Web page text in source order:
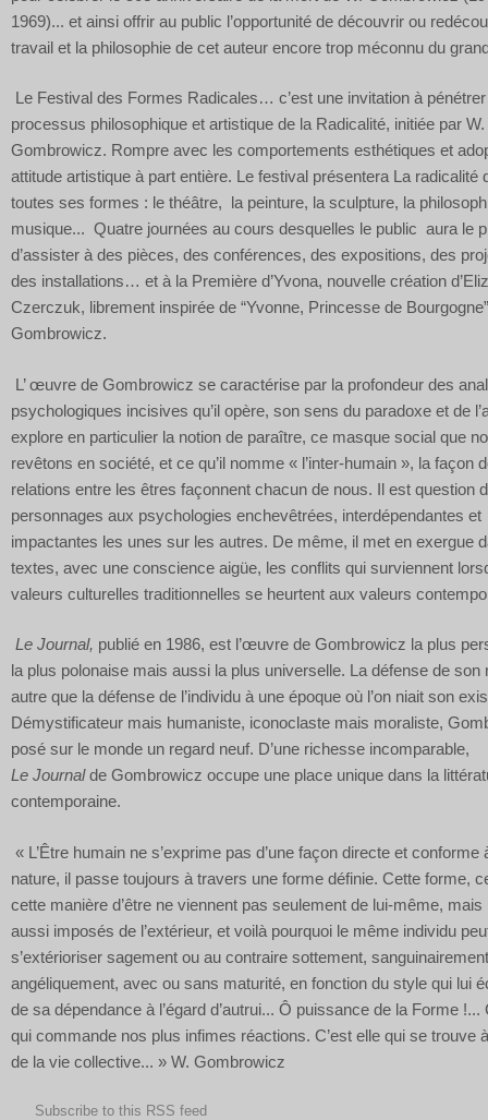
1969)... et ainsi offrir au public l’opportunité de découvrir ou
travail et la philosophie de cet auteur encore trop méconnu du
Le Festival des Formes Radicales… c’est une invitation à
processus philosophique et artistique de la Radicalité, initiée par W.
Gombrowicz. Rompre avec les comportements esthétiques et
attitude artistique à part entière. Le festival présentera La radicalité
toutes ses formes : le théâtre, la peinture, la sculpture, la
musique... Quatre journées au cours desquelles le public aura le
d’assister à des pièces, des conférences, des expositions, des
des installations… et à la Première d’Yvona, nouvelle création
Czerczuk, librement inspirée de “Yvonne, Princesse de
Gombrowicz.
L’ œuvre de Gombrowicz se caractérise par la profondeur des
psychologiques incisives qu’il opère, son sens du paradoxe et de
explore en par­ticulier la notion de paraître, ce masque social que
revêtons en société, et ce qu’il nomme « l’inter-humain », la façon
relations entre les êtres façonnent chacun de nous. Il est question
personnages aux psychologies enchevêtrées, interdépendantes et
impactantes les unes sur les autres. De même, il met en exergue
textes, avec une conscience aigüe, les conflits qui sur­viennent
valeurs culturelles tradition­nelles se heurtent aux valeurs
Le Journal, publié en 1986, est l’œuvre de Gombrowicz la plus
la plus polonaise mais aussi la plus universelle. La défense de son
autre que la défense de l’individu à une époque où l’on niait son
Démystificateur mais humaniste, iconoclaste mais moraliste,
posé sur le monde un regard neuf. D’une richesse incomparable,
Le Journalde Gombrowicz occupe une place unique dans la
contemporaine.
« L’Être humain ne s’exprime pas d’une façon directe et conforme
nature, il passe toujours à travers une forme définie. Cette forme,
cette manière d’être ne viennent pas seulement de lui-même, mais
aussi imposés de l’extérieur, et voilà pourquoi le même individu
s’extérioriser sagement ou au contraire sottement,
angéliquement, avec ou sans maturité, en fonction du style qui lui
de sa dépendance à l’égard d’autrui... Ô puissance de la Forme !...
qui commande nos plus infimes réactions. C’est elle qui se trouve
de la vie collective... » W. Gombrowicz
Subscribe to this RSS feed